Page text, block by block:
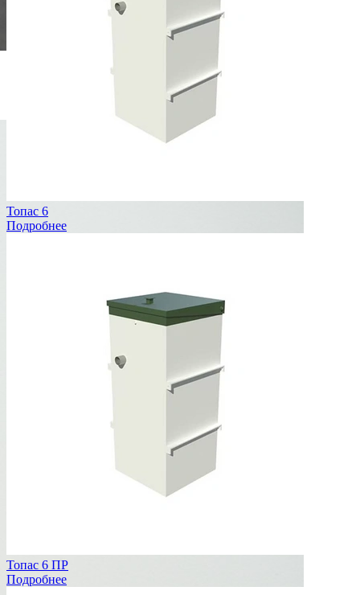
профессионально выберет станцию для Вашего дома
+375 (33) 668–38–58
Топас 6
Подробнее
Топас 6 ПР
Подробнее